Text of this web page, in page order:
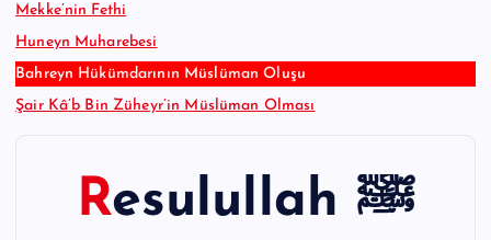
Mekke’nin Fethi
Huneyn Muharebesi
Bahreyn Hükümdarının Müslüman Oluşu
Şair Kâ’b Bin Züheyr’in Müslüman Olması
Resulullah ﷺ